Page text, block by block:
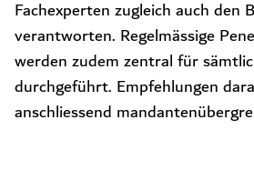
Fachexperten zugleich auch den
verantworten. Regelmässige
werden zudem zentral für
durchgeführt. Empfehlungen
anschliessend